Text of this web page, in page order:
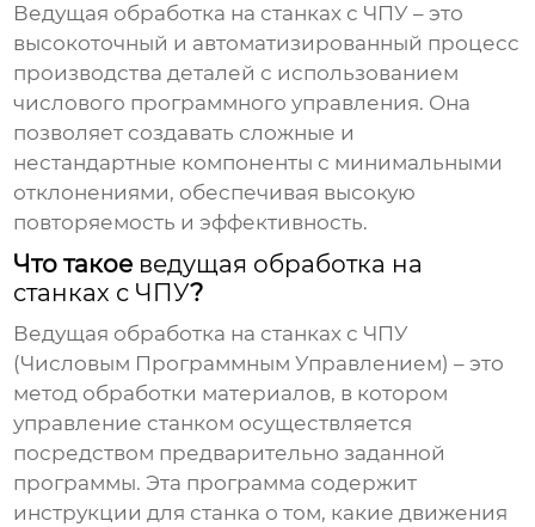
Ведущая обработка на станках с ЧПУ – это
высокоточный и автоматизированный процесс
производства деталей с использованием
числового программного управления. Она
позволяет создавать сложные и
нестандартные компоненты с минимальными
отклонениями, обеспечивая высокую
повторяемость и эффективность.
Что такое ведущая обработка на
станках с ЧПУ?
Ведущая обработка на станках с ЧПУ
(Числовым Программным Управлением) – это
метод обработки материалов, в котором
управление станком осуществляется
посредством предварительно заданной
программы. Эта программа содержит
инструкции для станка о том, какие движения